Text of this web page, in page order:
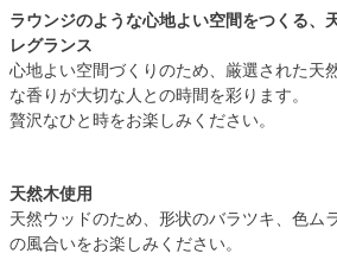
ラウンジのような心地よい空間をつくる、
レグランス
心地よい空間づくりのため、厳選された天
な香りが大切な人との時間を彩ります。
贅沢なひと時をお楽しみください。
天然木使用
天然ウッドのため、形状のバラツキ、色ム
の風合いをお楽しみください。